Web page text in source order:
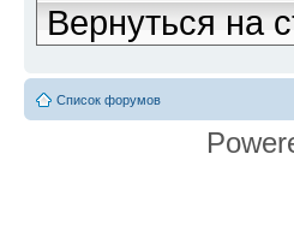
Вернуться на
Список форумов